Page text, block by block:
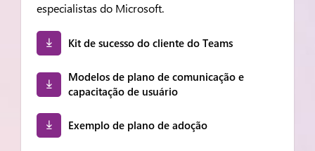
especialistas do Microsoft.
Kit de sucesso do cliente do Teams
Modelos de plano de comunicação e
capacitação de usuário
Exemplo de plano de adoção